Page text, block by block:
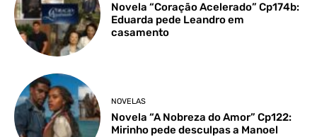
Novela “Coração Acelerado” Cp174b:
Eduarda pede Leandro em
casamento
NOVELAS
Novela “A Nobreza do Amor” Cp122:
Mirinho pede desculpas a Manoel